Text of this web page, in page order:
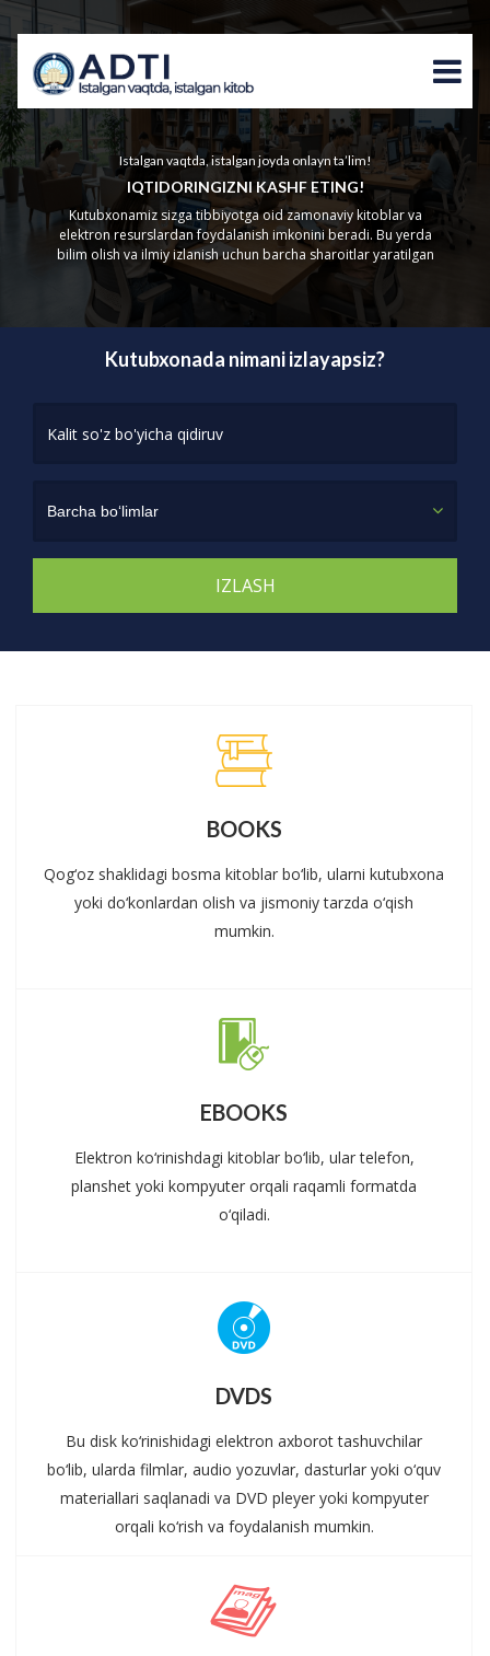
Istalgan vaqtda, istalgan joyda onlayn ta’lim!
IQTIDORINGIZNI KASHF ETING!
Kutubxonamiz sizga tibbiyotga oid zamonaviy kitoblar va
elektron resurslardan foydalanish imkonini beradi. Bu yerda
bilim olish va ilmiy izlanish uchun barcha sharoitlar yaratilgan
Kutubxonada nimani izlayapsiz?
Barcha bo‘limlar
BOOKS
Qog‘oz shaklidagi bosma kitoblar bo‘lib, ularni kutubxona
yoki do‘konlardan olish va jismoniy tarzda o‘qish
mumkin.
EBOOKS
Elektron ko‘rinishdagi kitoblar bo‘lib, ular telefon,
planshet yoki kompyuter orqali raqamli formatda
o‘qiladi.
DVDS
Bu disk ko‘rinishidagi elektron axborot tashuvchilar
bo‘lib, ularda filmlar, audio yozuvlar, dasturlar yoki o‘quv
materiallari saqlanadi va DVD pleyer yoki kompyuter
orqali ko‘rish va foydalanish mumkin.